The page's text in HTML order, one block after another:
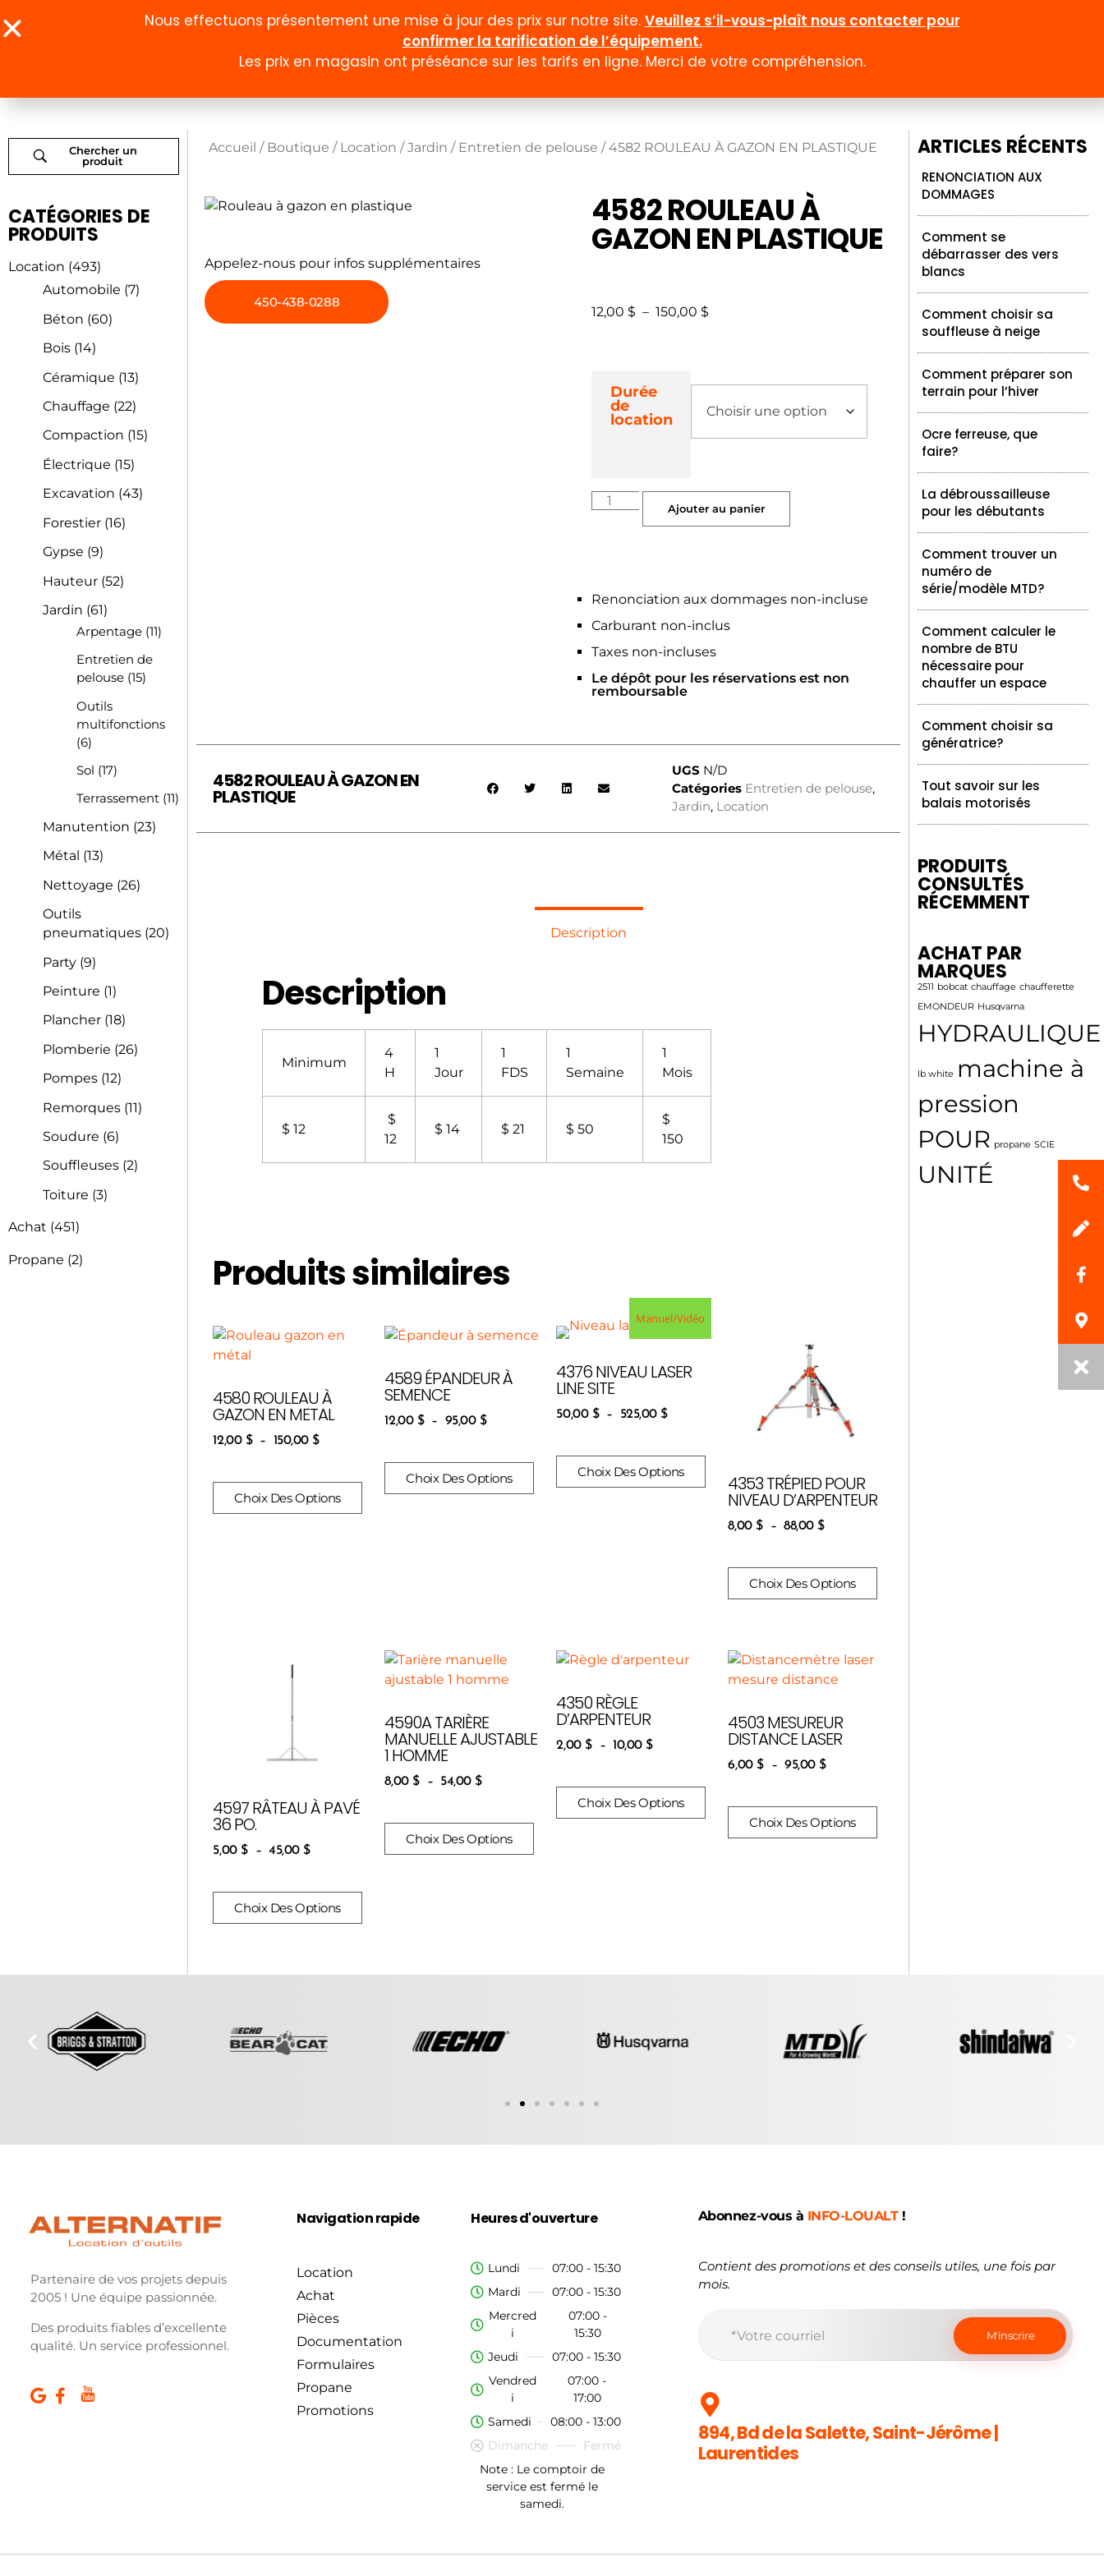
À propos Boutique Documentation Formulaires Promotion et rabais Emploi
Chercher un
produit
CATÉGORIES DE
PRODUITS
Location (493)
Automobile (7)
Béton (60)
Bois (14)
Céramique (13)
Chauffage (22)
Compaction (15)
Électrique (15)
Excavation (43)
Forestier (16)
Gypse (9)
Hauteur (52)
Jardin (61)
Arpentage (11)
Entretien de
pelouse (15)
Outils
multifonctions
(6)
Sol (17)
Terrassement (11)
Manutention (23)
Métal (13)
Nettoyage (26)
Outils
pneumatiques (20)
Party (9)
Peinture (1)
Plancher (18)
Plomberie (26)
Pompes (12)
Remorques (11)
Soudure (6)
Souffleuses (2)
Toiture (3)
Achat (451)
Propane (2)
Accueil / Boutique / Location /Jardin / Entretien de pelouse / 4582 ROULEAU À GAZON EN PLASTIQUE
Appelez-nous pour infos supplémentaires
450-438-0288
4582 ROULEAU À
GAZON EN PLASTIQUE
12,00 $ – 150,00 $
Durée
de
location
Ajouter au panier
Renonciation aux dommages non-incluse
Carburant non-inclus
Taxes non-incluses
Le dépôt pour les réservations est non
remboursable
4582 ROULEAU À GAZON EN
PLASTIQUE
UGS N/D
Catégories Entretien de pelouse,
Jardin, Location
Description
Description
Minimum
4
H
1
Jour
1
FDS
1
Semaine
1
Mois
$ 12
$
12
$ 14 $ 21 $ 50
$
150
Produits similaires
4580 ROULEAU À
GAZON EN METAL
12,00 $ – 150,00 $
Choix Des Options
4589 ÉPANDEUR À
SEMENCE
12,00 $ – 95,00 $
Choix Des Options
Manuel/Vidéo
4376 NIVEAU LASER
LINE SITE
50,00 $ – 525,00 $
Choix Des Options
4353 TRÉPIED POUR
NIVEAU D’ARPENTEUR
8,00 $ – 88,00 $
Choix Des Options
4597 RÂTEAU À PAVÉ
36 PO.
5,00 $ – 45,00 $
Choix Des Options
4590A TARIÈRE
MANUELLE AJUSTABLE
1 HOMME
8,00 $ – 54,00 $
Choix Des Options
4350 RÈGLE
D’ARPENTEUR
2,00 $ – 10,00 $
Choix Des Options
4503 MESUREUR
DISTANCE LASER
6,00 $ – 95,00 $
Choix Des Options
ARTICLES RÉCENTS
RENONCIATION AUX
DOMMAGES
Comment se
débarrasser des vers
blancs
Comment choisir sa
souffleuse à neige
Comment préparer son
terrain pour l’hiver
Ocre ferreuse, que
faire?
La débroussailleuse
pour les débutants
Comment trouver un
numéro de
série/modèle MTD?
Comment calculer le
nombre de BTU
nécessaire pour
chauffer un espace
Comment choisir sa
génératrice?
Tout savoir sur les
balais motorisés
PRODUITS
CONSULTÉS
RÉCEMMENT
ACHAT PAR
MARQUES
2511 bobcat chauffage chaufferette
EMONDEUR Husqvarna
HYDRAULIQUE
lb white machine à
pression
POUR propane SCIE
UNITÉ
Partenaire de vos projets depuis
2005 ! Une équipe passionnée.
Des produits fiables d’excellente
qualité. Un service professionnel.
Navigation rapide
Location
Achat
Pièces
Documentation
Formulaires
Propane
Promotions
Heures d'ouverture
Lundi
07:00 - 15:30
Mardi
07:00 - 15:30
Mercred
i
07:00 -
15:30
Jeudi
07:00 - 15:30
Vendred
i
07:00 -
17:00
Samedi
08:00 - 13:00
Dimanche
Fermé
Note : Le comptoir de
service est fermé le
samedi.
Abonnez-vous à INFO-LOUALT !
Contient des promotions et des conseils utiles, une fois par
mois.
894, Bd de la Salette, Saint-Jérôme |
Laurentides
Nous effectuons présentement une mise à jour des prix sur notre site. Veuillez s’il-vous-plaît nous contacter pour
confirmer la tarification de l’équipement.
Les prix en magasin ont préséance sur les tarifs en ligne. Merci de votre compréhension.